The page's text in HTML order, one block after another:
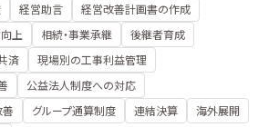
経営助言
経営改善計画書の作成
上
相続・事業承継
後継者育成
済
現場別の工事利益管理
公益法人制度への対応
グループ通算制度 連結決算
海外展開